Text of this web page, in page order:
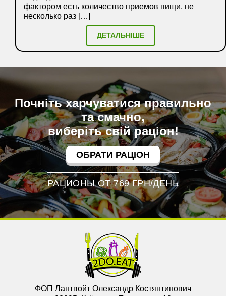
фактором есть количество приемов пищи, не
несколько раз […]
ДЕТАЛЬНІШЕ
Почніть харчуватися правильно
та смачно,
виберіть свій раціон!
ОБРАТИ РАЦІОН
РАЦИОНЫ ОТ 769 ГРН/ДЕНЬ
ФОП Лантвойт Олександр Костянтинович